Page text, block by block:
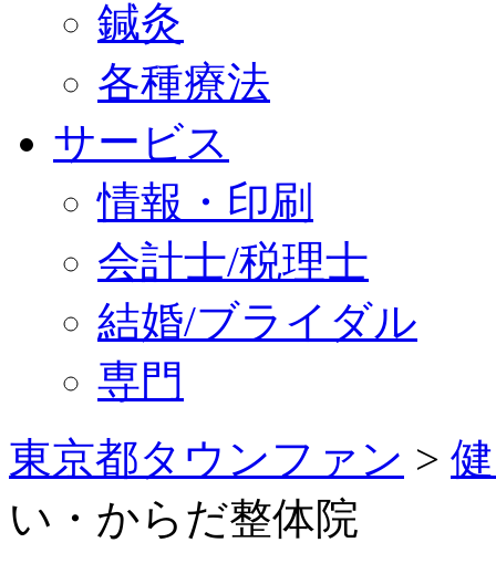
鍼灸
各種療法
サービス
情報・印刷
会計士/税理士
結婚/ブライダル
専門
東京都タウンファン >
い・からだ整体院